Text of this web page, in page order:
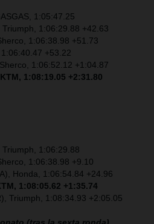
1:05:47.25
1:06:29.88 +42.63
1:06:38.98 +51.73
+53.22
1:06:52.12 +1:04.87
1:08:19.05 +2:31.80
1:06:29.88
1:06:38.98 +9.10
Honda, 1:06:54.84 +24.96
1:08:05.62 +1:35.74
Triumph, 1:08:34.93 +2:05.05
(tras la sexta ronda)